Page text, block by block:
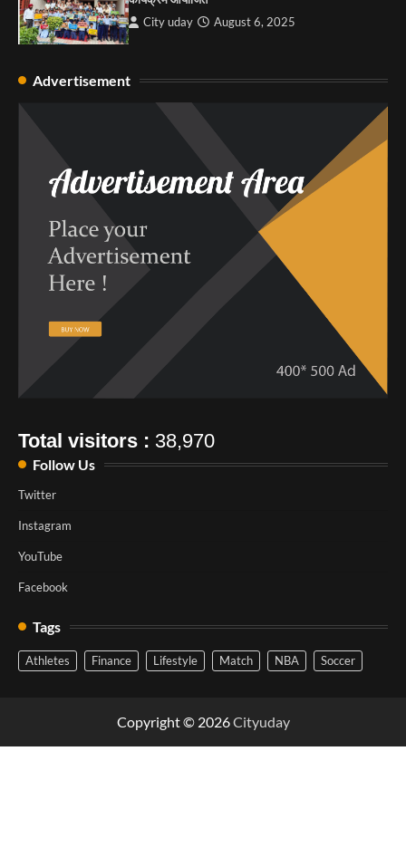
City uday August 6, 2025
Advertisement
Total visitors : 38,970
Follow Us
Twitter
Instagram
YouTube
Facebook
Tags
Athletes Finance Lifestyle Match NBA Soccer
Copyright © 2026Cityuday